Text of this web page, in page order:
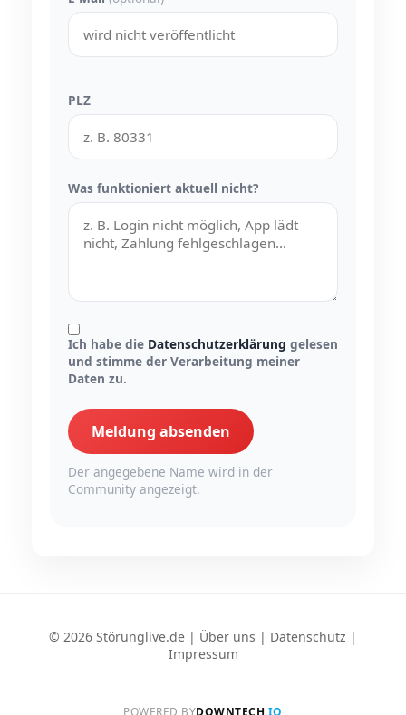
PLZ
Was funktioniert aktuell nicht?
Ich habe die Datenschutzerklärung gelesen
und stimme der Verarbeitung meiner
Daten zu.
Meldung absenden
Der angegebene Name wird in der
Community angezeigt.
© 2026 Störunglive.de | Über uns | Datenschutz |
Impressum